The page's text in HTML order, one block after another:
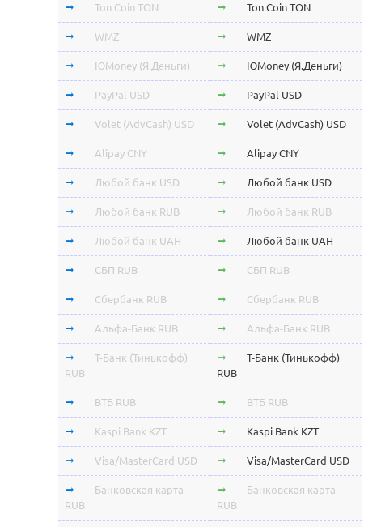
Ton Coin TON Ton Coin TON
WMZ WMZ
ЮMoney (Я.Деньги) ЮMoney (Я.Деньги)
PayPal USD PayPal USD
Volet (AdvCash) USD Volet (AdvCash) USD
Alipay CNY Alipay CNY
Любой банк USD Любой банк USD
Любой банк RUB Любой банк RUB
Любой банк UAH Любой банк UAH
СБП RUB СБП RUB
Сбербанк RUB Сбербанк RUB
Альфа-Банк RUB Альфа-Банк RUB
Т-Банк (Тинькофф)
RUB
Т-Банк (Тинькофф)
RUB
ВТБ RUB ВТБ RUB
Kaspi Bank KZT Kaspi Bank KZT
Visa/MasterCard USD Visa/MasterCard USD
Банковская карта
RUB
Банковская карта
RUB